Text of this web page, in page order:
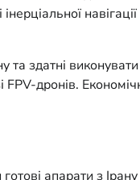
та здатні
FPV-дронів.
апарати з